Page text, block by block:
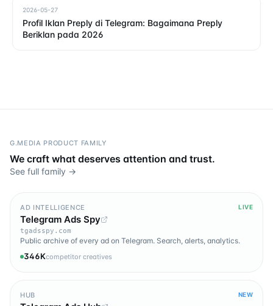
2026-05-27
Profil Iklan Preply di Telegram: Bagaimana Preply
Beriklan pada 2026
G.MEDIA PRODUCT FAMILY
We craft what deserves attention and trust.
See full family →
AD INTELLIGENCE LIVE
Telegram Ads Spy
tgadsspy.com
Public archive of every ad on Telegram. Search, alerts, analytics.
346Kcompetitor creatives
HUB NEW